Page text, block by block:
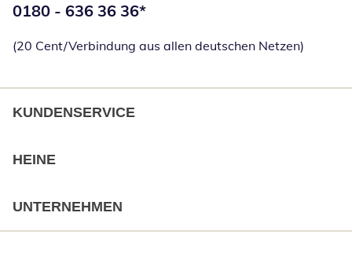
Telefonnummer:
0180 - 636 36 36*
(20 Cent/Verbindung aus allen deutschen Netzen)
KUNDENSERVICE
HEINE
UNTERNEHMEN